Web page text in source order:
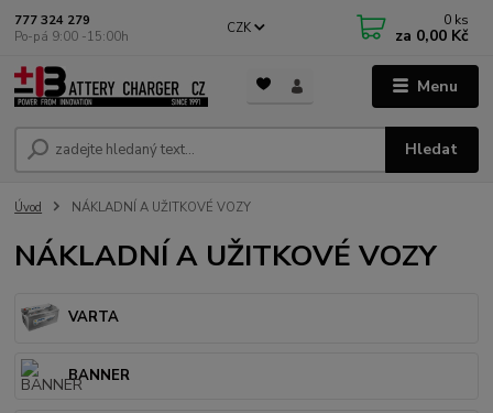
Menu
CZK
Hledat
777 324 279
Po-pá 9:00 -15:00h
0 ks
za 0,00 Kč
Úvod NÁKLADNÍ A UŽITKOVÉ VOZY
NÁKLADNÍ A UŽITKOVÉ VOZY
VARTA
BANNER